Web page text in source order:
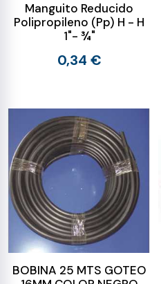
Manguito Reducido
Polipropileno (Pp) H - H
1"- ¾"
0,34 €
BOBINA 25 MTS GOTEO